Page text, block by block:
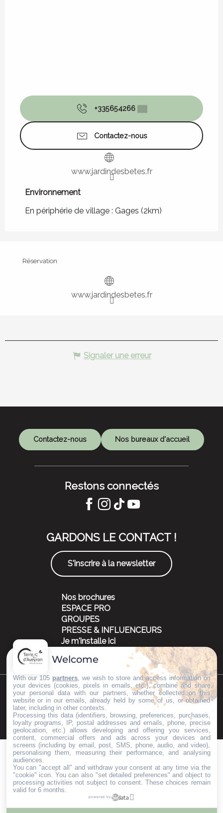
+335654266 ▒▒
Contactez-nous
www.jardindesbetes.fr
Environnement
Environnement
En périphérie de village : Gages (2km)
Réservation
www.jardindesbetes.fr
Signaler une erreur
Contactez-nous Nos bureaux d'accueil
Restons connectés
GARDONS LE CONTACT !
S'inscrire à la newsletter
Nos brochures
ESPACE PRO
GROUPES
PRESSE & INFLUENCEURS
Je m'installe ici
©Copyright 2023 Mentions légalesPartenaires
Welcome
With our 105 partners , we wish to store and access information on
your devices (cookies, pixels in emails, etc.), combine and share
your personal data with our partners, whether collected on this
website or in our emails, already held by some of us, or obtained
later, including in other contexts.
Processing this data (identifiers, browsing, preferences, purchases,
loyalty programs, IP, postal addresses and emails, phone, precise
geolocation, etc.) allows developing and offering you services,
content, commercial offers and ads across your devices and
screens (including by email, post, SMS, phone, audio, and video),
personalising them, measuring their performance, and analysing
audiences.
You can "accept all" and withdraw your consent at any time via the
"cookie" icon . You can also "set detailed preferences" and object to
processing activities not subject to consent. These choices remain
valid for 6 months.
powered by